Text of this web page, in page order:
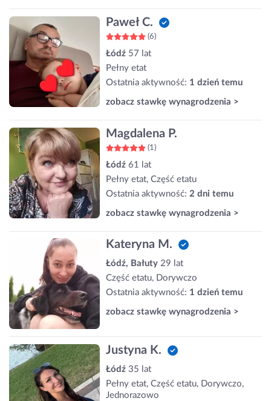
Paweł C.
(6)
Łódź 57 lat
Pełny etat
Ostatnia aktywność: 1 dzień temu
zobacz stawkę wynagrodzenia >
Magdalena P.
(1)
Łódź 61 lat
Pełny etat, Część etatu
Ostatnia aktywność: 2 dni temu
zobacz stawkę wynagrodzenia >
Kateryna M.
Łódź, Bałuty 29 lat
Część etatu, Dorywczo
Ostatnia aktywność: 1 dzień temu
zobacz stawkę wynagrodzenia >
Justyna K.
Łódź 35 lat
Pełny etat, Część etatu, Dorywczo,
Jednorazowo